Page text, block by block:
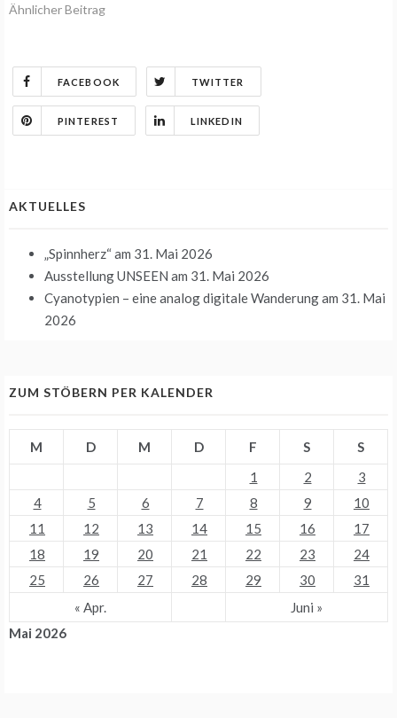
Ähnlicher Beitrag
FACEBOOK TWITTER
PINTEREST LINKEDIN
AKTUELLES
„Spinnherz“ am 31. Mai 2026
Ausstellung UNSEEN am 31. Mai 2026
Cyanotypien – eine analog digitale Wanderungam 31. Mai
2026
ZUM STÖBERN PER KALENDER
Mai 2026
M D M D F S
S
1
2
3
4
5 6 7 8 9
10
11
12 13 14 15 16
17
18
19 20 21 22 23
24
25
26 27 28 29 30
31
« Apr.
Juni »